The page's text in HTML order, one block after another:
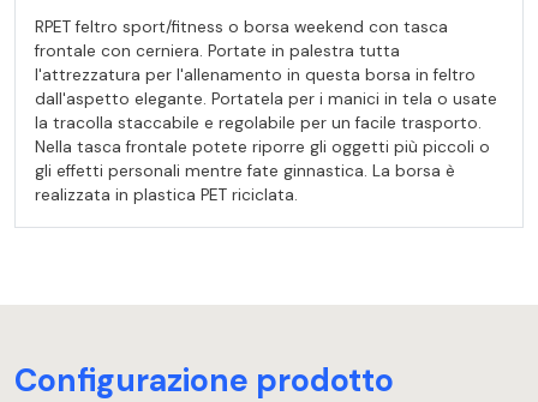
RPET feltro sport/fitness o borsa weekend con tasca
frontale con cerniera. Portate in palestra tutta
l'attrezzatura per l'allenamento in questa borsa in feltro
dall'aspetto elegante. Portatela per i manici in tela o usate
la tracolla staccabile e regolabile per un facile trasporto.
Nella tasca frontale potete riporre gli oggetti più piccoli o
gli effetti personali mentre fate ginnastica. La borsa è
realizzata in plastica PET riciclata.
Configurazione prodotto